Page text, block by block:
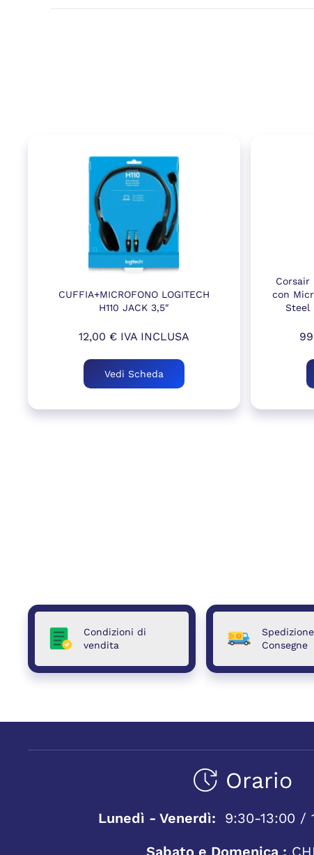
CUFFIA+MICROFONO LOGITECH
H110 JACK 3,5″
12,00 €IVA INCLUSA
Vedi Scheda
Corsair
con
Steel
Condizioni di
vendita
Consegne
Orario
Lunedì - Venerdì:
9:30-13:00 /
Sabato e Domenica :